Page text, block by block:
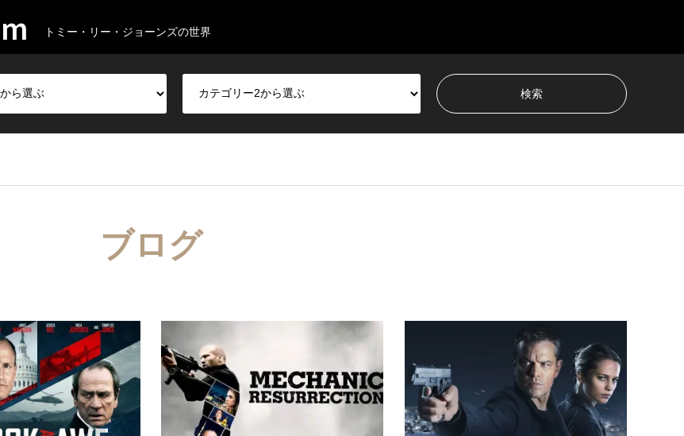
トミー・リー・ジョーンズの世界
ブログ